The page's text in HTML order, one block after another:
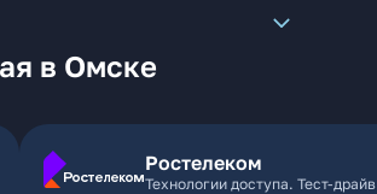
в Омске
Ростелеком
Технологии доступа. Тест-драйв